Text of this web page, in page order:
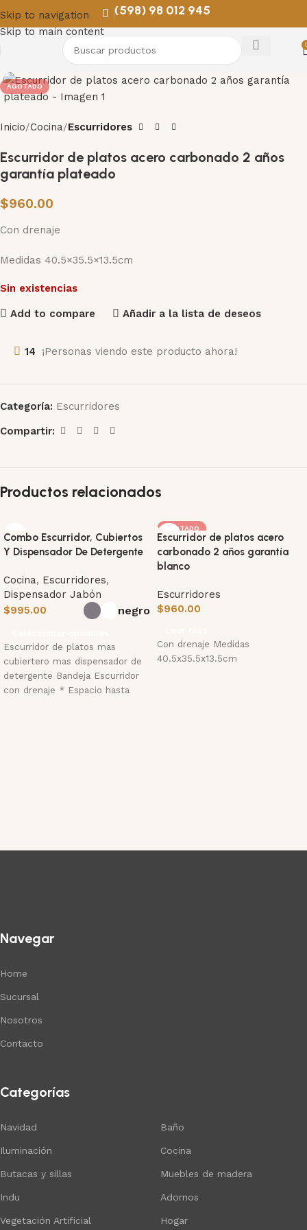
Skip to navigation
Skip to main content
(598) 98 012 945
AGOTADO
Inicio Cocina Escurridores
Escurridor de platos acero carbonado 2 años
garantía plateado
$960.00
Con drenaje
Medidas 40.5×35.5×13.5cm
Sin existencias
Add to compare Añadir a la lista de deseos
14 ¡Personas viendo este producto ahora!
Categoría: Escurridores
Compartir:
Productos relacionados
Combo Escurridor, Cubiertos
Y Dispensador De Detergente
Cocina, Escurridores,
Dispensador Jabón
$995.00 negro
Escurridor de platos mas
cubiertero mas dispensador de
detergente Bandeja Escurridor
con drenaje * Espacio hasta
AGOTADO
Escurridor de platos acero
carbonado 2 años garantía
blanco
Escurridores
$960.00
Con drenaje Medidas
40.5x35.5x13.5cm
Navegar
Home
Sucursal
Nosotros
Contacto
Categorías
Navidad
Iluminación
Butacas y sillas
Indu
Vegetación Artificial
Baño
Cocina
Muebles de madera
Adornos
Hogar